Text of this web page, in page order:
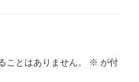
ことはありません。 ※ が付